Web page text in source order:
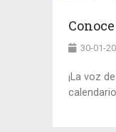
30-01-
¡La voz